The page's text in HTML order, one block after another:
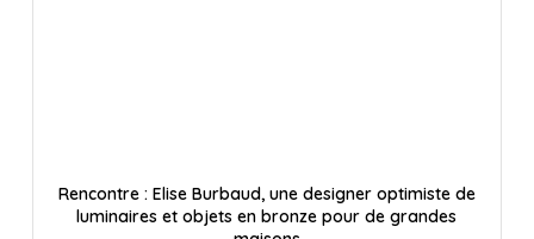
Rencontre : Elise Burbaud, une designer optimiste de
luminaires et objets en bronze pour de grandes